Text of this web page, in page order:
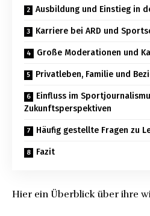
Ausbildung und Einstieg in
Karriere bei ARD und
Große Moderationen und
Privatleben, Familie und
Einfluss im
Zukunftsperspektiven
Häufig gestellte Fragen zu
Fazit
Hier ein Überblick über ihre